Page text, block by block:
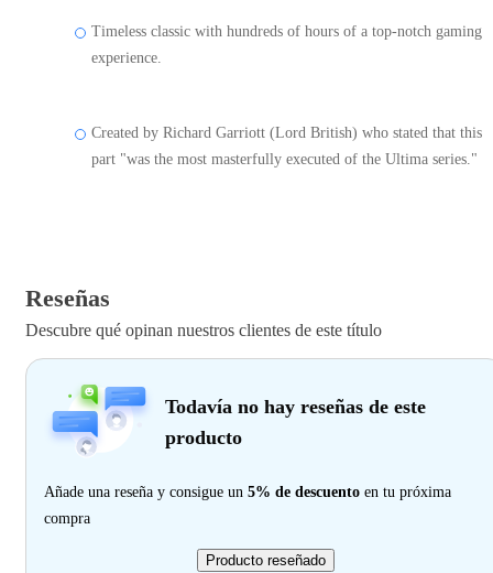
Timeless classic with hundreds of hours of a top-notch gaming
experience.
Created by Richard Garriott (Lord British) who stated that this
part "was the most masterfully executed of the Ultima series."
Reseñas
Descubre qué opinan nuestros clientes de este título
Todavía no hay reseñas de este
producto
Añade una reseña y consigue un 5% de descuento en tu próxima
compra
Producto reseñado